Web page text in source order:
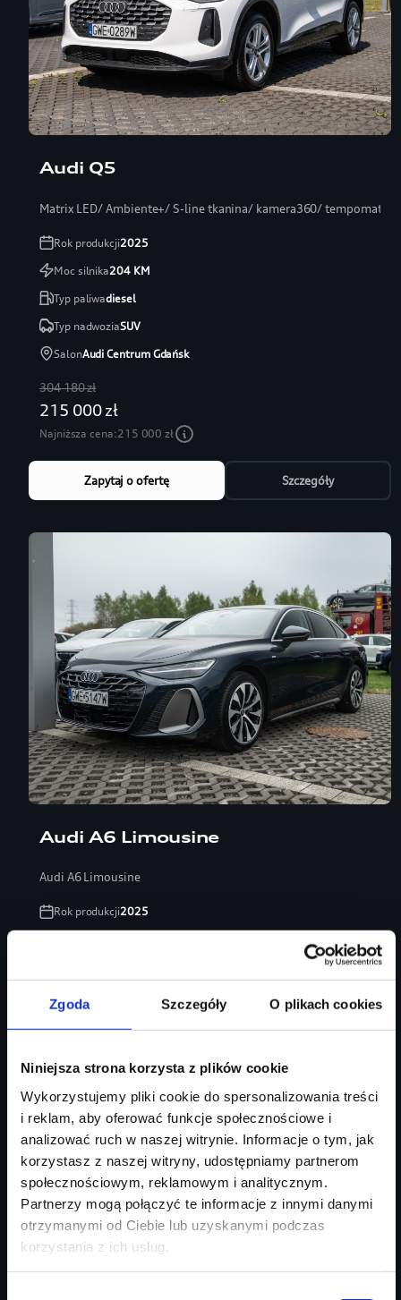
Zgoda Szczegóły O plikach cookies
Niniejsza strona korzysta z plików cookie
Wykorzystujemy pliki cookie do spersonalizowania treści
i reklam, aby oferować funkcje społecznościowe i
analizować ruch w naszej witrynie. Informacje o tym, jak
korzystasz z naszej witryny, udostępniamy partnerom
społecznościowym, reklamowym i analitycznym.
Partnerzy mogą połączyć te informacje z innymi danymi
otrzymanymi od Ciebie lub uzyskanymi podczas
korzystania z ich usług.
Audi Q5
Matrix LED/ Ambiente+/ S-line tkanina/ kamera360/ tempomat
Rok produkcji2025
Moc silnika204KM
Typ paliwadiesel
Typ nadwoziaSUV
SalonAudi Centrum Gdańsk
304 180 zł
215 000 zł
Najniższa cena:215 000 zł
Zapytaj o ofertę Szczegóły
Audi A6 Limousine
Audi A6 Limousine
Rok produkcji2025
269 999 zł
Najniższa cena:269 999 zł
Zapytaj o ofertę Szczegóły